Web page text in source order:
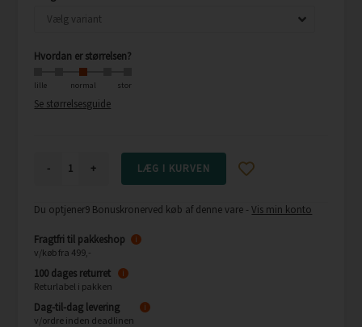
Hvordan er størrelsen?
lille normal stor
Se størrelsesguide
- +
Du optjener9 Bonuskronerved køb af denne vare -Vis min konto
Fragtfri til pakkeshop
v/køb fra 499,-
i
100 dages returret
Returlabel i pakken
i
Dag-til-dag levering
v/ordre inden deadlinen
i